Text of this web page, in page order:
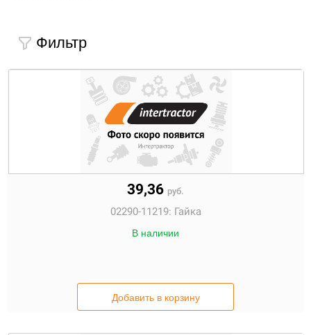
Фильтр
39,36 руб.
02290-11219: Гайка
В наличии
Добавить в корзину